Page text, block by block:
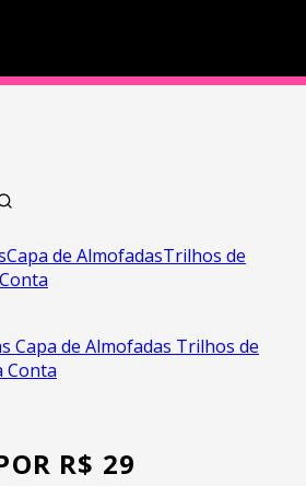
Capa de AlmofadasTrilhos de
Capa de Almofadas Trilhos de
Conta
R$ 29